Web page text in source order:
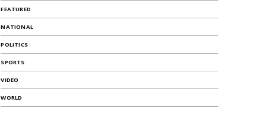
FEATURED
NATIONAL
POLITICS
SPORTS
VIDEO
WORLD